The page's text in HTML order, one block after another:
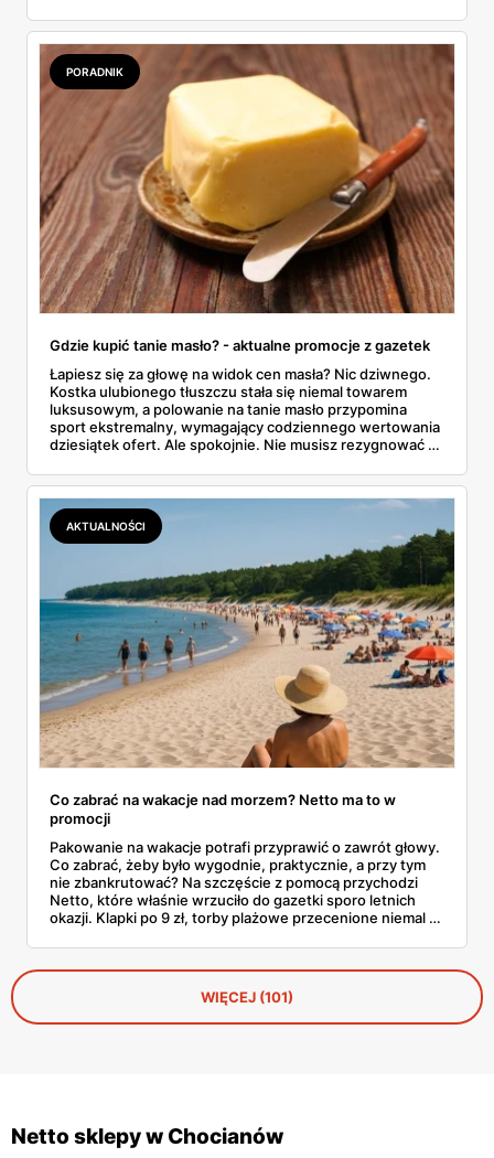
sezonowych pojawiają się zarówno klasyczne składniki,
jak i gotowe półprodukty, które realnie skracają czas
spędzony w kuchni. To rozwiązanie wygodne, ale też
przewidywalne pod względem jakości i ceny.
PORADNIK
Gdzie kupić tanie masło? - aktualne promocje z gazetek
Łapiesz się za głowę na widok cen masła? Nic dziwnego.
Kostka ulubionego tłuszczu stała się niemal towarem
luksusowym, a polowanie na tanie masło przypomina
sport ekstremalny, wymagający codziennego wertowania
dziesiątek ofert. Ale spokojnie. Nie musisz rezygnować z
największych sklepów, od Biedronki po Lidla, i
podpowiemy, jak skutecznie tropić okazje w gazetkach
promocyjnych. Koniec z przepłacaniem.
AKTUALNOŚCI
Co zabrać na wakacje nad morzem? Netto ma to w
promocji
Pakowanie na wakacje potrafi przyprawić o zawrót głowy.
Co zabrać, żeby było wygodnie, praktycznie, a przy tym
nie zbankrutować? Na szczęście z pomocą przychodzi
Netto, które właśnie wrzuciło do gazetki sporo letnich
okazji. Klapki po 9 zł, torby plażowe przecenione niemal o
wszystko, co warto mieć w walizce, czeka w
promocyjnych cenach. I to jeszcze przed sezonem
urlopowym! Sprawdziliśmy, co konkretnie opłaca się teraz
wrzucić do koszyka i zabrać ze sobą na piasek, fale i…
gofry z budki.
WIĘCEJ (101)
Netto sklepy w Chocianów